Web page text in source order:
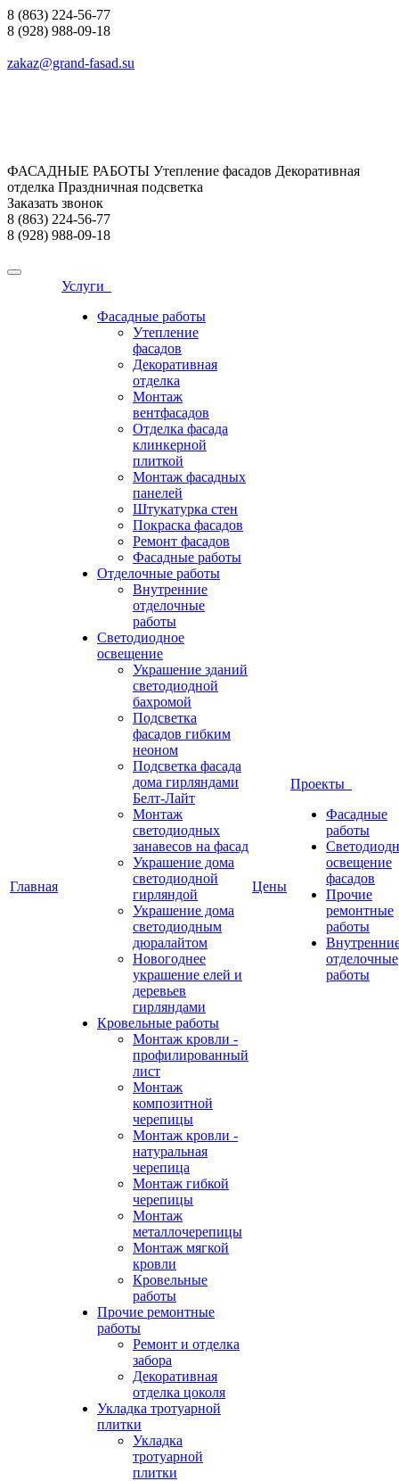
8 (863) 224-56-77
8 (928) 988-09-18
zakaz@grand-fasad.su
ФАСАДНЫЕ РАБОТЫ Утепление фасадов Декоративная
отделка Праздничная подсветка
Заказать звонок
8 (863) 224-56-77
8 (928) 988-09-18
Главная
Услуги
Фасадные работы
Утепление
фасадов
Декоративная
отделка
Монтаж
вентфасадов
Отделка фасада
клинкерной
плиткой
Монтаж фасадных
панелей
Штукатурка стен
Покраска фасадов
Ремонт фасадов
Фасадные работы
Отделочные работы
Внутренние
отделочные
работы
Светодиодное
освещение
Украшение зданий
светодиодной
бахромой
Подсветка
фасадов гибким
неоном
Подсветка фасада
дома гирляндами
Белт-Лайт
Монтаж
светодиодных
занавесов на фасад
Украшение дома
светодиодной
гирляндой
Украшение дома
светодиодным
дюралайтом
Новогоднее
украшение елей и
деревьев
гирляндами
Кровельные работы
Монтаж кровли -
профилированный
лист
Монтаж
композитной
черепицы
Монтаж кровли -
натуральная
черепица
Монтаж гибкой
черепицы
Монтаж
металлочерепицы
Монтаж мягкой
кровли
Кровельные
работы
Прочие ремонтные
работы
Ремонт и отделка
забора
Декоративная
отделка цоколя
Укладка тротуарной
плитки
Укладка
тротуарной
плитки
Цены
Проекты
Фасадные
работы
освещение
фасадов
Прочие
ремонтные
работы
отделочные
работы